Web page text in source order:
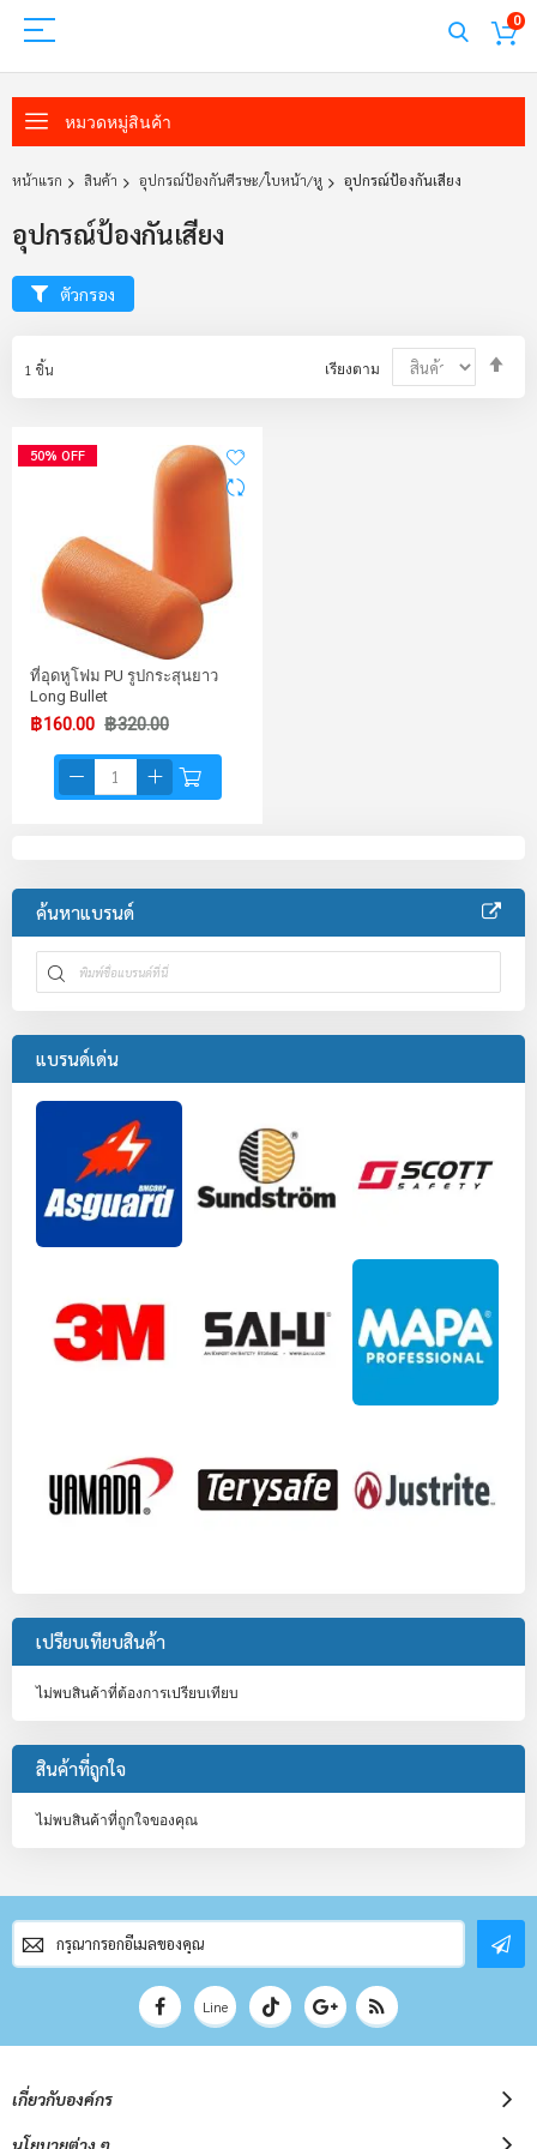
0
หมวดหมู่สินค้า
หน้าแรก สินค้า อุปกรณ์ป้องกันศีรษะ/ใบหน้า/หู อุปกรณ์ป้องกันเสียง
อุปกรณ์ป้องกันเสียง
1 ชิ้น เรียงตาม
50% OFF
ที่อุดหูโฟม PU รูปกระสุนยาว
Long Bullet
฿160.00 ฿320.00
ตัวกรอง
ค้นหาแบรนด์
แบรนด์เด่น
เปรียบเทียบสินค้า
ไม่พบสินค้าที่ต้องการเปรียบเทียบ
สินค้าที่ถูกใจ
ไม่พบสินค้าที่ถูกใจของคุณ
สมัคร
สมาชิก
จดหมาย
Line
เกี่ยวกับองค์กร
นโยบายต่าง ๆ